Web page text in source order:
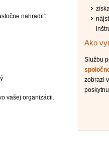
nahradiť:
vašej organizácii.
Ako
Službu
zobrazí